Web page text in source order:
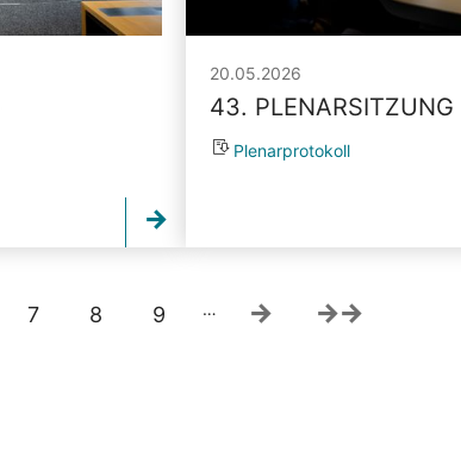
20.05.2026
43. PLENARSITZUNG
Plenarprotokoll
7 8 9 …